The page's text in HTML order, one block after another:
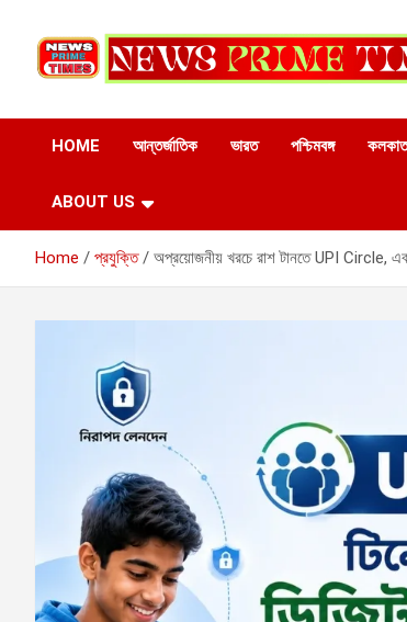
content
HOME আন্তর্জাতিক ভারত পশ্চিমবঙ্গ
ABOUT US
Home প্রযুক্তি অপ্রয়োজনীয় খরচে রাশ টানতে UPI Circle, এবার